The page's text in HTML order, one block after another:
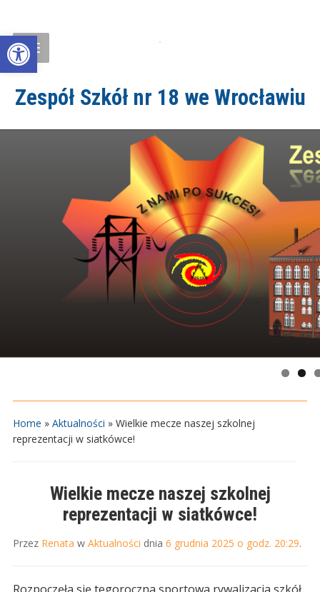
Open toolbar
Zespół Szkół nr 18 we Wrocławiu
Home » Aktualności » Wielkie mecze naszej szkolnej
reprezentacji w siatkówce!
Wielkie mecze naszej szkolnej
reprezentacji w siatkówce!
Przez Renata w Aktualności dnia 6 grudnia 2025 o godz. 20:29.